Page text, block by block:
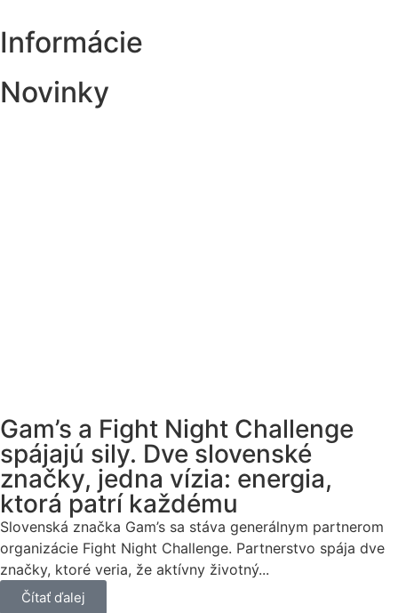
Informácie
Novinky
Gam’s a Fight Night Challenge
spájajú sily. Dve slovenské
značky, jedna vízia: energia,
ktorá patrí každému
Slovenská značka Gam’s sa stáva generálnym partnerom
organizácie Fight Night Challenge. Partnerstvo spája dve
značky, ktoré veria, že aktívny životný...
Čítať ďalej